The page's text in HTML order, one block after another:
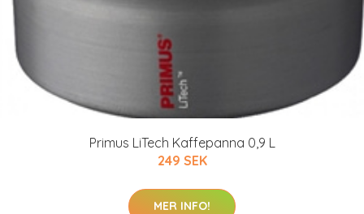
Primus LiTech Kaffepanna 0,9 L
249 SEK
MER INFO!